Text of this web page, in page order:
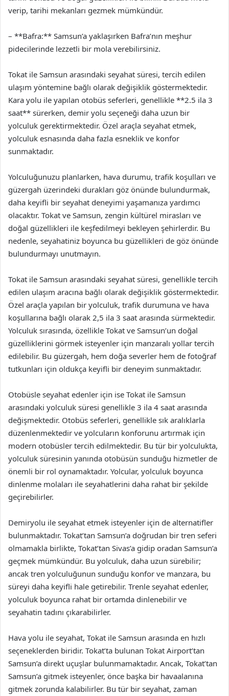
verip, tarihi mekanları gezmek mümkündür.
– **Bafra:** Samsun’a yaklaşırken Bafra’nın meşhur
pidecilerinde lezzetli bir mola verebilirsiniz.
Tokat ile Samsun arasındaki seyahat süresi, tercih edilen
ulaşım yöntemine bağlı olarak değişiklik göstermektedir.
Kara yolu ile yapılan otobüs seferleri, genellikle **2.5 ila 3
saat** sürerken, demir yolu seçeneği daha uzun bir
yolculuk gerektirmektedir. Özel araçla seyahat etmek,
yolculuk esnasında daha fazla esneklik ve konfor
sunmaktadır.
Yolculuğunuzu planlarken, hava durumu, trafik koşulları ve
güzergah üzerindeki durakları göz önünde bulundurmak,
daha keyifli bir seyahat deneyimi yaşamanıza yardımcı
olacaktır. Tokat ve Samsun, zengin kültürel mirasları ve
doğal güzellikleri ile keşfedilmeyi bekleyen şehirlerdir. Bu
nedenle, seyahatiniz boyunca bu güzellikleri de göz önünde
bulundurmayı unutmayın.
Tokat ile Samsun arasındaki seyahat süresi, genellikle tercih
edilen ulaşım aracına bağlı olarak değişiklik göstermektedir.
Özel araçla yapılan bir yolculuk, trafik durumuna ve hava
koşullarına bağlı olarak 2,5 ila 3 saat arasında sürmektedir.
Yolculuk sırasında, özellikle Tokat ve Samsun’un doğal
güzelliklerini görmek isteyenler için manzaralı yollar tercih
edilebilir. Bu güzergah, hem doğa severler hem de fotoğraf
tutkunları için oldukça keyifli bir deneyim sunmaktadır.
Otobüsle seyahat edenler için ise Tokat ile Samsun
arasındaki yolculuk süresi genellikle 3 ila 4 saat arasında
değişmektedir. Otobüs seferleri, genellikle sık aralıklarla
düzenlenmektedir ve yolcuların konforunu artırmak için
modern otobüsler tercih edilmektedir. Bu tür bir yolculukta,
yolculuk süresinin yanında otobüsün sunduğu hizmetler de
önemli bir rol oynamaktadır. Yolcular, yolculuk boyunca
dinlenme molaları ile seyahatlerini daha rahat bir şekilde
geçirebilirler.
Demiryolu ile seyahat etmek isteyenler için de alternatifler
bulunmaktadır. Tokat’tan Samsun’a doğrudan bir tren seferi
olmamakla birlikte, Tokat’tan Sivas’a gidip oradan Samsun’a
geçmek mümkündür. Bu yolculuk, daha uzun sürebilir;
ancak tren yolculuğunun sunduğu konfor ve manzara, bu
süreyi daha keyifli hale getirebilir. Trenle seyahat edenler,
yolculuk boyunca rahat bir ortamda dinlenebilir ve
seyahatin tadını çıkarabilirler.
Hava yolu ile seyahat, Tokat ile Samsun arasında en hızlı
seçeneklerden biridir. Tokat’ta bulunan Tokat Airport’tan
Samsun’a direkt uçuşlar bulunmamaktadır. Ancak, Tokat’tan
Samsun’a gitmek isteyenler, önce başka bir havaalanına
gitmek zorunda kalabilirler. Bu tür bir seyahat, zaman